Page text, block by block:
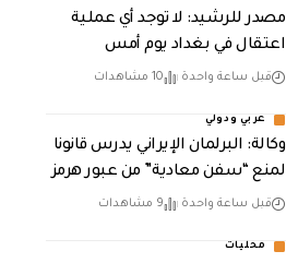
مصدر للرشيد: لا توجد أي عملية
اعتقال في بغداد يوم أمس
قبل ساعة واحدة 10 مشاهدات
عربي ودولي
وكالة: البرلمان الإيراني يدرس قانونا
لمنع “سفن معادية” من عبور هرمز
قبل ساعة واحدة 9 مشاهدات
محليات